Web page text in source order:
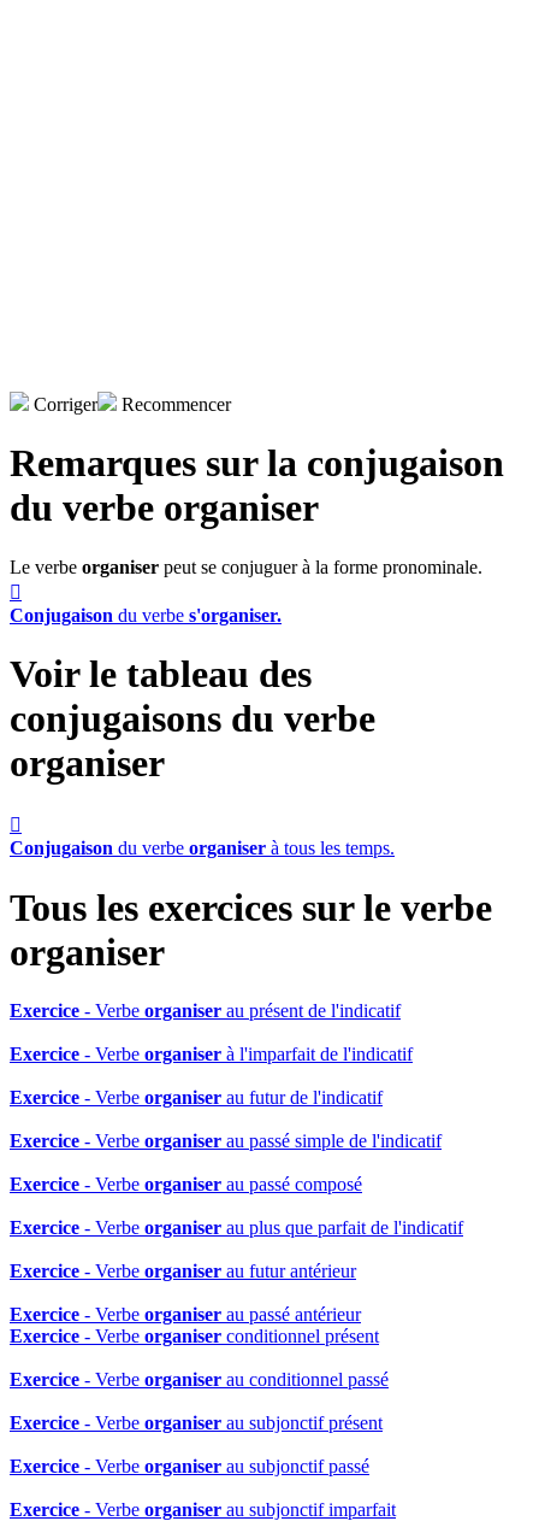
Corriger Recommencer
Remarques sur la conjugaison
du verbe organiser
Le verbe organiser peut se conjuguer à la forme pronominale.

Conjugaison du verbe s'organiser.
Voir le tableau des
conjugaisons du verbe
organiser

Conjugaison du verbe organiser à tous les temps.
Tous les exercices sur le verbe
organiser
Exercice - Verbe organiser au présent de l'indicatif
Exercice - Verbe organiser à l'imparfait de l'indicatif
Exercice - Verbe organiser au futur de l'indicatif
Exercice - Verbe organiser au passé simple de l'indicatif
Exercice - Verbe organiser au passé composé
Exercice - Verbe organiser au plus que parfait de l'indicatif
Exercice - Verbe organiser au futur antérieur
Exercice - Verbe organiser au passé antérieur
Exercice - Verbe organiser conditionnel présent
Exercice - Verbe organiser au conditionnel passé
Exercice - Verbe organiser au subjonctif présent
Exercice - Verbe organiser au subjonctif passé
Exercice - Verbe organiser au subjonctif imparfait